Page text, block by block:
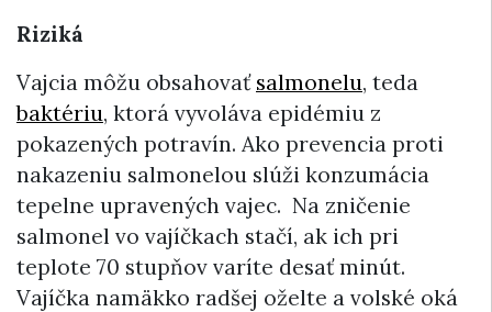
Riziká
Vajcia môžu obsahovať salmonelu, teda
baktériu, ktorá vyvoláva epidémiu z
pokazených potravín. Ako prevencia proti
nakazeniu salmonelou slúži konzumácia
tepelne upravených vajec. Na zničenie
salmonel vo vajíčkach stačí, ak ich pri
teplote 70 stupňov varíte desať minút.
Vajíčka namäkko radšej oželte a volské oká